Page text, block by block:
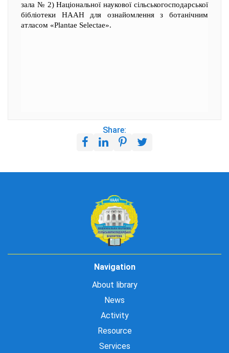
зала № 2) Національної наукової сільськогосподарської
бібліотеки НААН для ознайомлення з ботанічним
атласом «Plantae Selectae».
Share:
Navigation
About library
News
Activity
Resource
Services